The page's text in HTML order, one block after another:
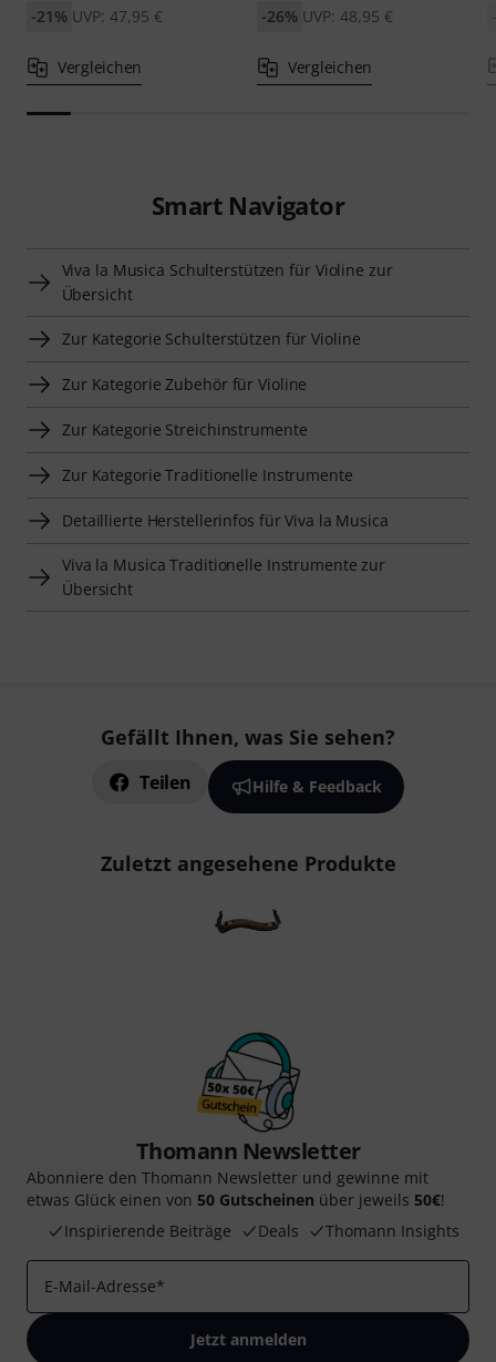
UVP: 47,95 €
-21%
Vergleichen
UVP: 48,95 €
-26%
Vergleichen
Smart Navigator
Viva la Musica Schulterstützen für Violine zur
Übersicht
Zur Kategorie Schulterstützen für Violine
Zur Kategorie Zubehör für Violine
Zur Kategorie Streichinstrumente
Zur Kategorie Traditionelle Instrumente
Detaillierte Herstellerinfos für Viva la Musica
Viva la Musica Traditionelle Instrumente zur
Übersicht
Gefällt Ihnen, was Sie sehen?
Teilen Hilfe & Feedback
Zuletzt angesehene Produkte
Thomann Newsletter
Abonniere den Thomann Newsletter und gewinne mit
etwas Glück einen von 50 Gutscheinen über jeweils 50€!
Inspirierende Beiträge
Deals Thomann Insights
E-Mail-Adresse*
Jetzt anmelden